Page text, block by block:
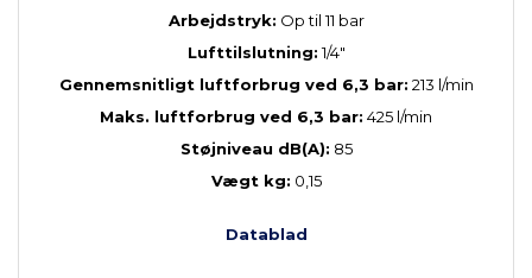
Arbejdstryk: Op til 11 bar
Lufttilslutning:1/4"
Gennemsnitligt luftforbrug ved 6,3 bar: 213 l/min
Maks. luftforbrug ved 6,3 bar: 425 l/min
Støjniveau dB(A): 85
Vægt kg: 0,15
Datablad